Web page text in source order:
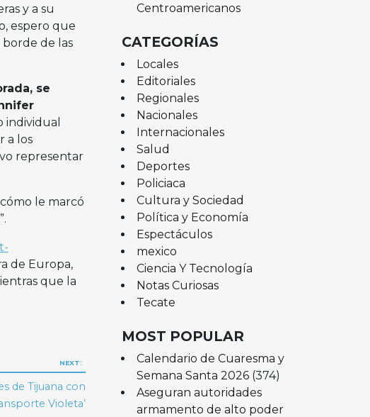
y a su
espero que
borde de las
se
individual
a los
representar
le marcó
de Europa,
que la
NEXT:
de Tijuana con
Violeta’
Centroamericanos
CATEGORÍAS
Locales
Editoriales
Regionales
Nacionales
Internacionales
Salud
Deportes
Policiaca
Cultura y Sociedad
Política y Economía
Espectáculos
mexico
Ciencia Y Tecnología
Notas Curiosas
Tecate
MOST POPULAR
Calendario de Cuaresma y
Semana Santa 2026 (374)
Aseguran autoridades
armamento de alto poder